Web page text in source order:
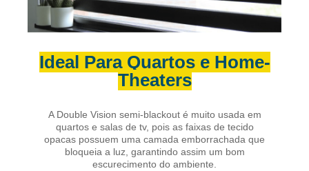
Ideal Para Quartos e Home-
Theaters
A Double Vision semi-blackout é muito usada em
quartos e salas de tv, pois as faixas de tecido
opacas possuem uma camada emborrachada que
bloqueia a luz, garantindo assim um bom
escurecimento do ambiente.